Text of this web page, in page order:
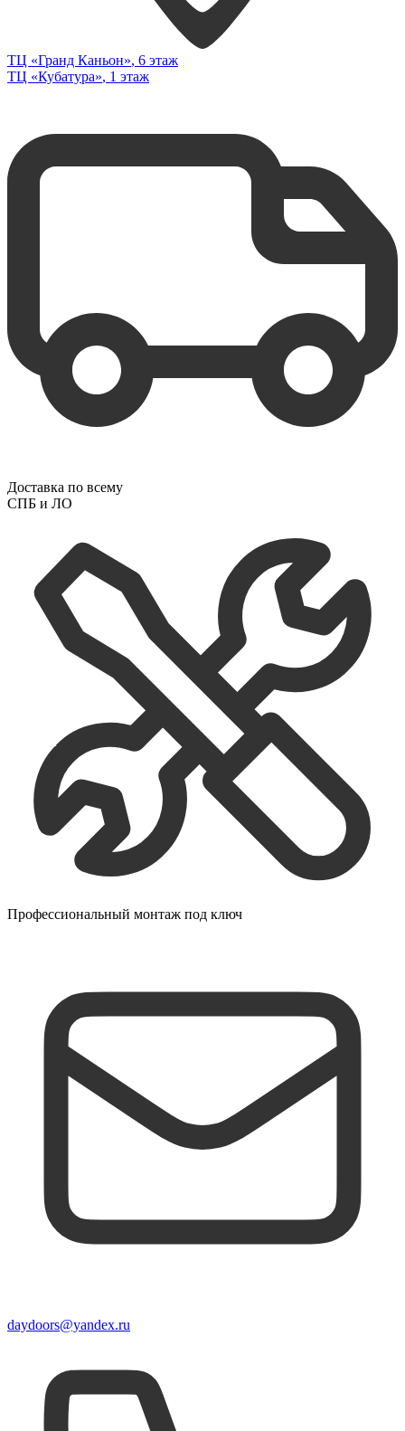
ТЦ «Гранд Каньон», 6 этаж
ТЦ «Кубатура», 1 этаж
Доставка по всему
СПБ и ЛО
Профессиональный монтаж под ключ
daydoors@yandex.ru